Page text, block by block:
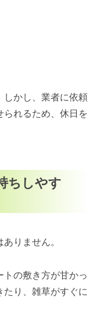
しかし、業者に依頼
られるため、休日を
ちしやす
りません。
の敷き方が甘かっ
たり、雑草がすぐに